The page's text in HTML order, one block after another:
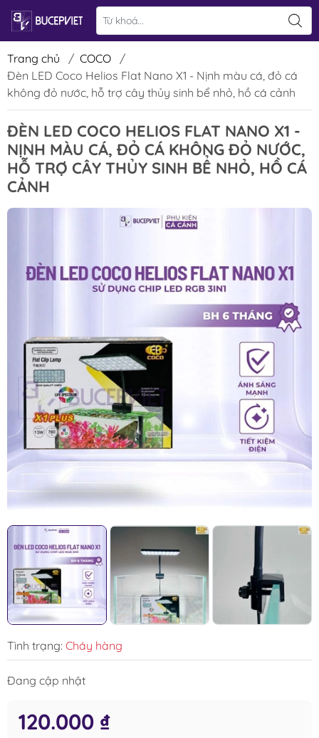
Trang chủ / COCO
/
Đèn LED Coco Helios Flat Nano X1 - Nịnh màu cá, đỏ cá
không đỏ nước, hỗ trợ cây thủy sinh bể nhỏ, hồ cá cảnh
ĐÈN LED COCO HELIOS FLAT NANO X1 -
NỊNH MÀU CÁ, ĐỎ CÁ KHÔNG ĐỎ NƯỚC,
HỖ TRỢ CÂY THỦY SINH BỂ NHỎ, HỒ CÁ
CẢNH
Tình trạng: Cháy hàng
Đang cập nhật
120.000 ₫